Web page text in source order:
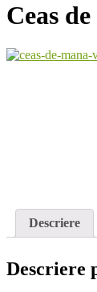
Ceas
Descriere
Descriere